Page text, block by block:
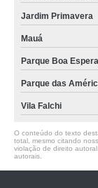
Jardim Primavera
Mauá
Parque Boa
Parque das
Vila Falchi
O conteúdo do texto
total, mesmo citando
violação de direito
autorais